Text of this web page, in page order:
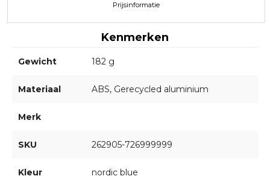
Prijsinformatie
Kenmerken
Gewicht 182 g
Materiaal ABS, Gerecycled aluminium
Merk
SKU 262905-726999999
Kleur nordic blue